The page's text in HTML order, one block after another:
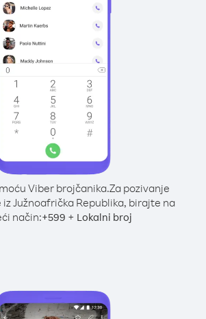
Viber brojčanika.Za pozivanje
iz Južnoafrička Republika, birajte na
način:+599 + Lokalni broj